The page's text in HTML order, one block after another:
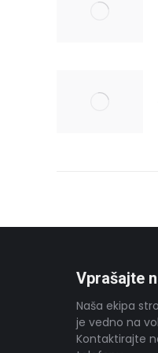
Vprašajte
Naša ekipa
je vedno na
Kontaktirajte